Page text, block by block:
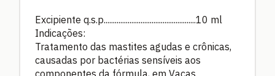
Excipiente q.s.p..................................................10 ml
Indicações:
Tratamento das mastites agudas e crônicas,
causadas por bactérias sensíveis aos